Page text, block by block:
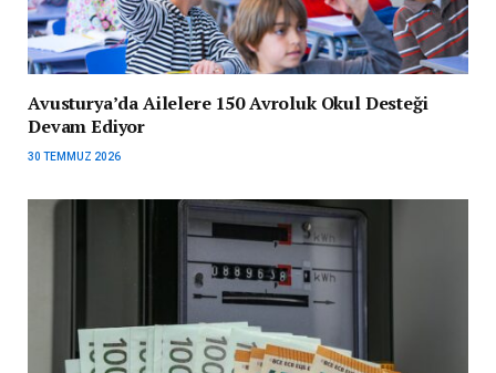
Avusturya’da Ailelere 150 Avroluk Okul Desteği
Devam Ediyor
30 TEMMUZ 2026